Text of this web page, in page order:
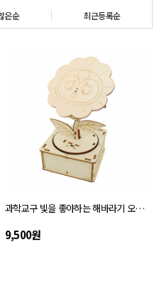
은순 최근등록순
과학교구 빛을 좋아하는 해바라기 오토마타 키트 자체설명서
9,500원